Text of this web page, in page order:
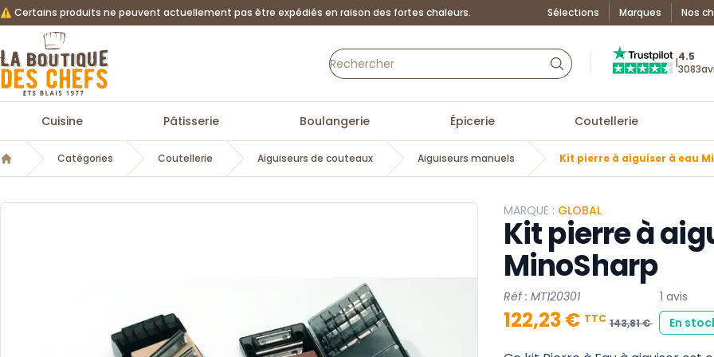
⚠️ Certains produits ne peuvent actuellement pas être expédiés en raison des fortes chaleurs. Sélections Marques Nos
La Boutique des chefs
Truspilot : La
4.5
3083
Cuisine Pâtisserie Boulangerie Épicerie Coutellerie
Accueil
Catégories Coutellerie Aiguiseurs de couteaux Aiguiseurs manuels Kit pierre à aiguiser à eau
MARQUE : GLOBAL
Kit pierre à
MinoSharp
Réf : MT120301 1 avis
122,23 € TTC 143,81 € En